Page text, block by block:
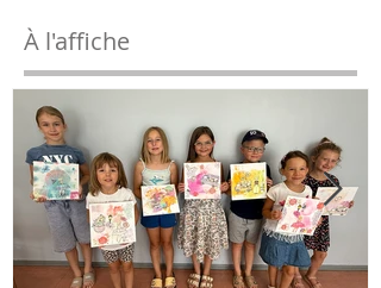
À l'affiche